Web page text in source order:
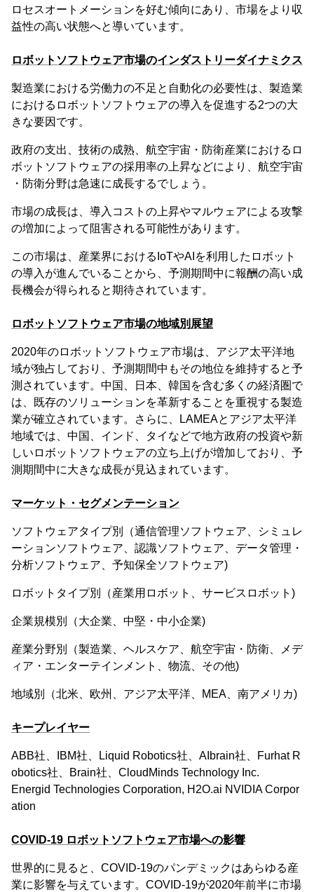
ロセスオートメーションを好む傾向にあり、市場をより収
益性の高い状態へと導いています。
ロボットソフトウェア市場のインダストリーダイナミクス
製造業における労働力の不足と自動化の必要性は、製造業
におけるロボットソフトウェアの導入を促進する2つの大
きな要因です。
政府の支出、技術の成熟、航空宇宙・防衛産業におけるロ
ボットソフトウェアの採用率の上昇などにより、航空宇宙
・防衛分野は急速に成長するでしょう。
市場の成長は、導入コストの上昇やマルウェアによる攻撃
の増加によって阻害される可能性があります。
この市場は、産業界におけるIoTやAIを利用したロボット
の導入が進んでいることから、予測期間中に報酬の高い成
長機会が得られると期待されています。
ロボットソフトウェア市場の地域別展望
2020年のロボットソフトウェア市場は、アジア太平洋地
域が独占しており、予測期間中もその地位を維持すると予
測されています。中国、日本、韓国を含む多くの経済圏で
は、既存のソリューションを革新することを重視する製造
業が確立されています。さらに、LAMEAとアジア太平洋
地域では、中国、インド、タイなどで地方政府の投資や新
しいロボットソフトウェアの立ち上げが増加しており、予
測期間中に大きな成長が見込まれています。
マーケット・セグメンテーション
ソフトウェアタイプ別（通信管理ソフトウェア、シミュレ
ーションソフトウェア、認識ソフトウェア、データ管理・
分析ソフトウェア、予知保全ソフトウェア)
ロボットタイプ別（産業用ロボット、サービスロボット)
企業規模別（大企業、中堅・中小企業)
産業分野別（製造業、ヘルスケア、航空宇宙・防衛、メデ
ィア・エンターテインメント、物流、その他)
地域別（北米、欧州、アジア太平洋、MEA、南アメリカ)
キープレイヤー
ABB社、IBM社、Liquid Robotics社、AIbrain社、Furhat R
obotics社、Brain社、CloudMinds Technology Inc.
Energid Technologies Corporation, H2O.ai NVIDIA Corpor
ation
COVID-19 ロボットソフトウェア市場への影響
世界的に見ると、COVID-19のパンデミックはあらゆる産
業に影響を与えています。COVID-19が2020年前半に市場